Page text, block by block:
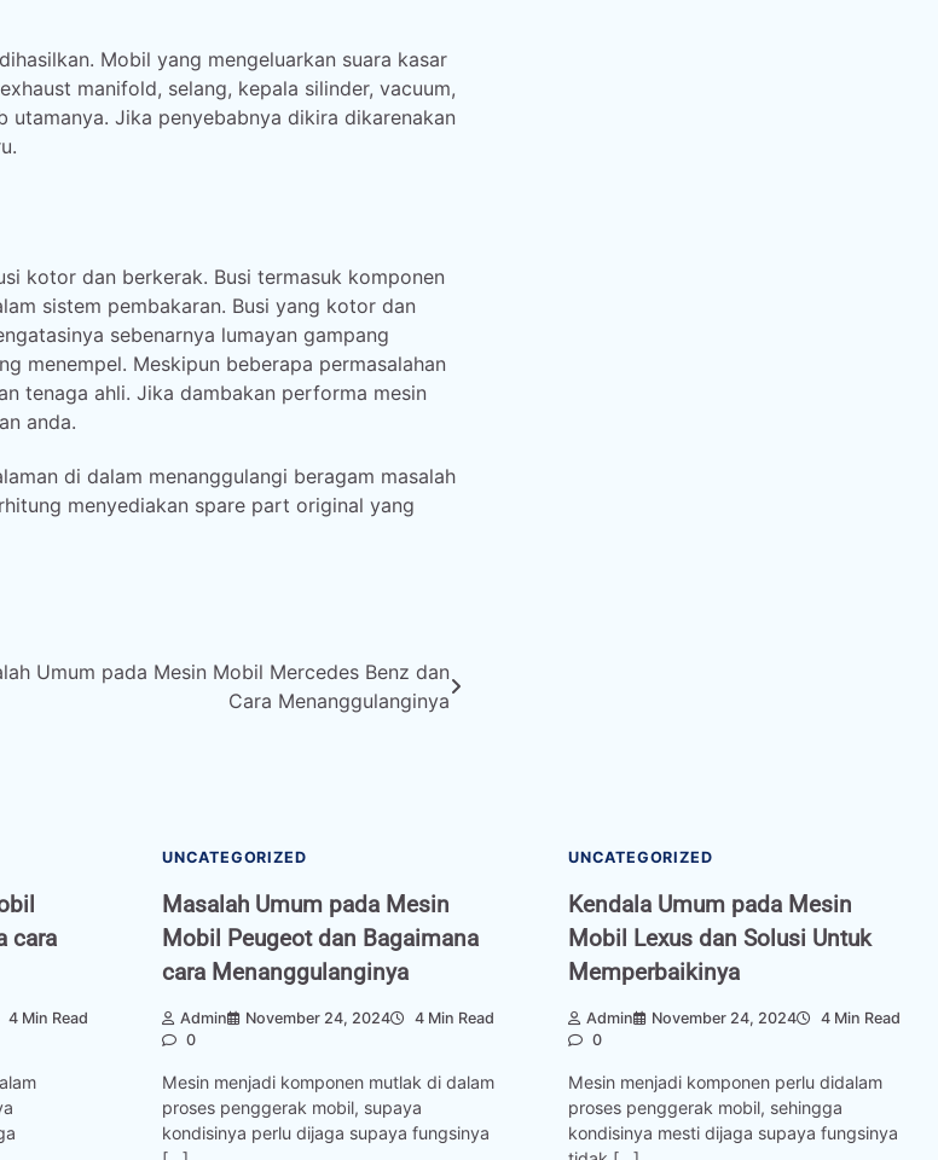
Mobil yang mengeluarkan suara kasar
manifold, selang, kepala silinder, vacuum,
Jika penyebabnya dikira dikarenakan
kotor dan berkerak. Busi termasuk komponen
sistem pembakaran. Busi yang kotor dan
sebenarnya lumayan gampang
menempel. Meskipun beberapa permasalahan
tenaga ahli. Jika dambakan performa mesin
anda.
di dalam menanggulangi beragam masalah
menyediakan spare part original yang
Umum pada Mesin Mobil Mercedes Benz dan
Cara Menanggulanginya
cara
4 Min Read
UNCATEGORIZED
Masalah Umum pada Mesin
Mobil Peugeot dan Bagaimana
cara Menanggulanginya
Admin November 24, 2024
4 Min Read
0
Mesin menjadi komponen mutlak di dalam
proses penggerak mobil, supaya
kondisinya perlu dijaga supaya fungsinya
UNCATEGORIZED
Kendala Umum pada Mesin
Mobil Lexus dan Solusi Untuk
Memperbaikinya
Admin November 24, 2024
4 Min Read
0
Mesin menjadi komponen perlu didalam
proses penggerak mobil, sehingga
kondisinya mesti dijaga supaya fungsinya